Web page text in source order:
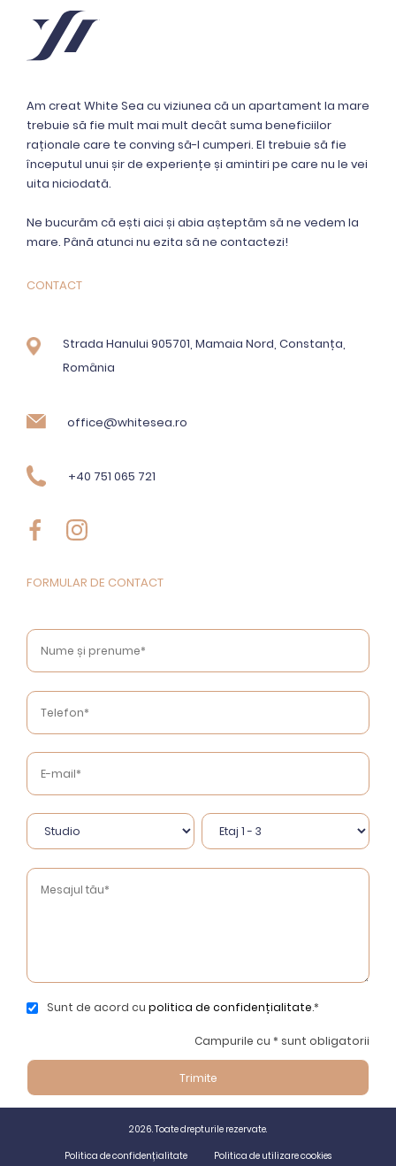
Am creat White Sea cu viziunea că un apartament la mare
trebuie să fie mult mai mult decât suma beneficiilor
raționale care te conving să-l cumperi. El trebuie să fie
începutul unui șir de experiențe și amintiri pe care nu le vei
uita niciodată.
Ne bucurăm că ești aici și abia așteptăm să ne vedem la
mare. Până atunci nu ezita să ne contactezi!
CONTACT
Strada Hanului 905701, Mamaia Nord, Constanța,
România
office@whitesea.ro
+40 751 065 721
FORMULAR DE CONTACT
Sunt de acord cu politica de confidențialitate.*
Campurile cu * sunt obligatorii
2026. Toate drepturile rezervate.
Politica de confidențialitate
Politica de utilizare cookies